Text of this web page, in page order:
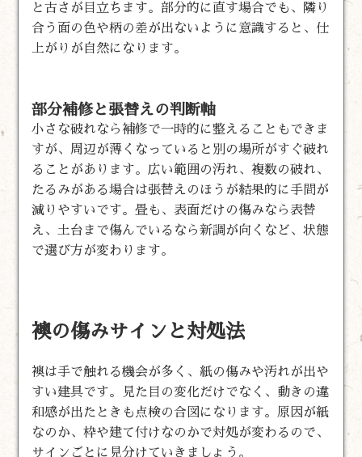
と古さが目立ちます。部分的に直す場合でも、隣り
合う面の色や柄の差が出ないように意識すると、仕
上がりが自然になります。
部分補修と張替えの判断軸
小さな破れなら補修で一時的に整えることもできま
すが、周辺が薄くなっていると別の場所がすぐ破れ
ることがあります。広い範囲の汚れ、複数の破れ、
たるみがある場合は張替えのほうが結果的に手間が
減りやすいです。畳も、表面だけの傷みなら表替
え、土台まで傷んでいるなら新調が向くなど、状態
で選び方が変わります。
襖の傷みサインと対処法
襖は手で触れる機会が多く、紙の傷みや汚れが出や
すい建具です。見た目の変化だけでなく、動きの違
和感が出たときも点検の合図になります。原因が紙
なのか、枠や建て付けなのかで対処が変わるので、
サインごとに見分けていきましょう。